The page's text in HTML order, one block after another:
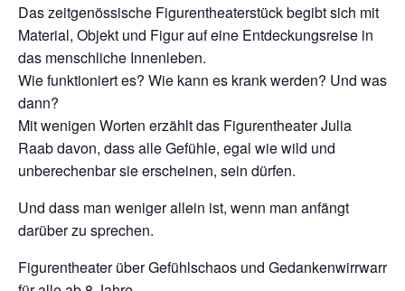
Das zeitgenössische Figurentheaterstück begibt sich mit
Material, Objekt und Figur auf eine Entdeckungsreise in
das menschliche Innenleben.
Wie funktioniert es? Wie kann es krank werden? Und was
dann?
Mit wenigen Worten erzählt das Figurentheater Julia
Raab davon, dass alle Gefühle, egal wie wild und
unberechenbar sie erscheinen, sein dürfen.
Und dass man weniger allein ist, wenn man anfängt
darüber zu sprechen.
Figurentheater über Gefühlschaos und Gedankenwirrwarr